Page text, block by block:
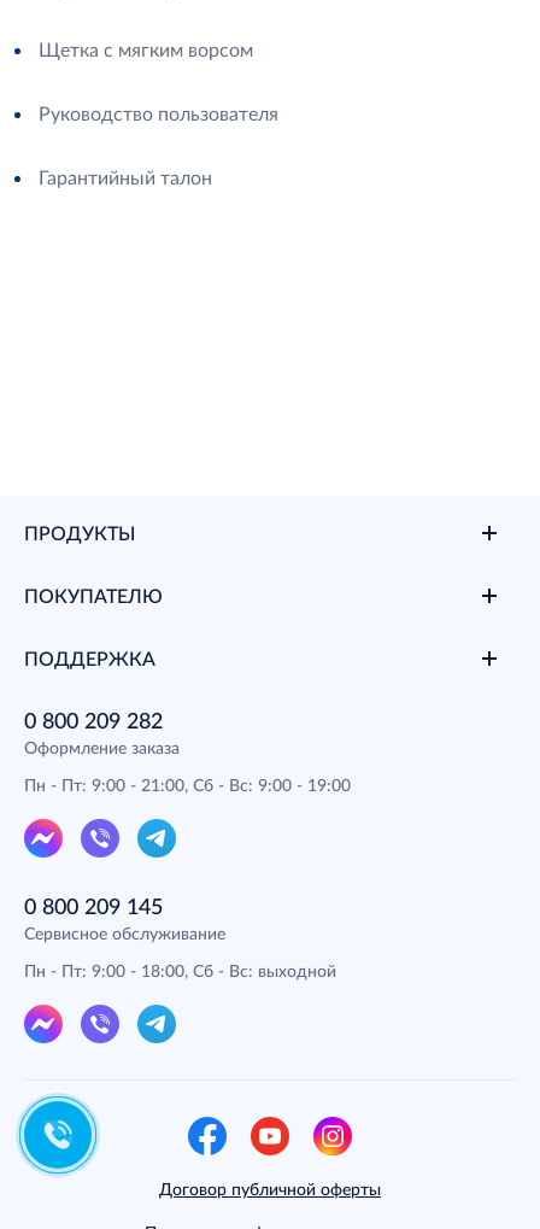
Щетка с мягким ворсом
Руководство пользователя
Гарантийный талон
ПРОДУКТЫ
ПОКУПАТЕЛЮ
ПОДДЕРЖКА
0 800 209 282
Оформление заказа
Пн - Пт: 9:00 - 21:00, Сб - Вс: 9:00 - 19:00
0 800 209 145
Сервисное обслуживание
Пн - Пт: 9:00 - 18:00, Сб - Вс: выходной
Договор публичной оферты